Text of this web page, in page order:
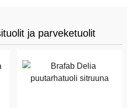
ja parveketuolit